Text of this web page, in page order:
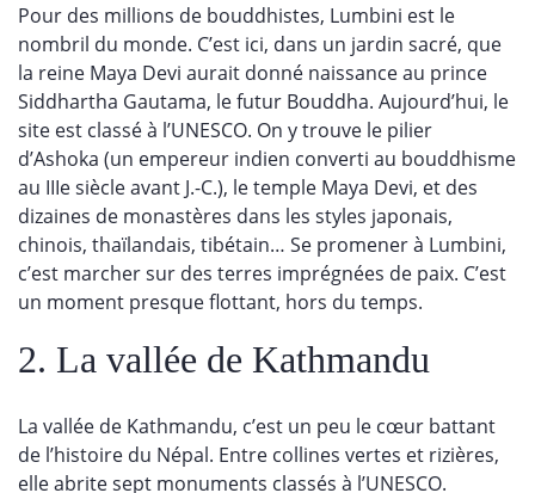
Pour des millions de bouddhistes, Lumbini est le
nombril du monde. C’est ici, dans un jardin sacré, que
la reine Maya Devi aurait donné naissance au prince
Siddhartha Gautama, le futur Bouddha. Aujourd’hui, le
site est classé à l’UNESCO. On y trouve le pilier
d’Ashoka (un empereur indien converti au bouddhisme
au IIIe siècle avant J.-C.), le temple Maya Devi, et des
dizaines de monastères dans les styles japonais,
chinois, thaïlandais, tibétain… Se promener à Lumbini,
c’est marcher sur des terres imprégnées de paix. C’est
un moment presque flottant, hors du temps.
2. La vallée de Kathmandu
La vallée de Kathmandu, c’est un peu le cœur battant
de l’histoire du Népal. Entre collines vertes et rizières,
elle abrite sept monuments classés à l’UNESCO.